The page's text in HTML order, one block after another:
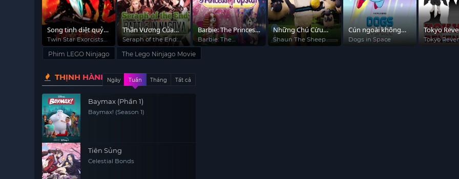
Song tinh diệt quỷ
sư
Twin Star Exorcists,
Sousei no Onmyouji
Thần Vương Của
Ngày Tàn 2
Seraph of the End:
Battle in Nagoya
Barbie: The Princess
& the Popstar
Barbie: The
Princess & the
Popstar
Những Chú Cừu
Siêu Quậy
Shaun The Sheep
Cún ngoài không
gian
Dogs in Space
Tokyo
Tokyo
Phim LEGO Ninjago The Lego Ninjago Movie
THỊNH HÀNH Ngày Tuần Tháng Tất cả
Baymax (Phần 1)
Baymax! (Season 1)
Tiên Sủng
Celestial Bonds